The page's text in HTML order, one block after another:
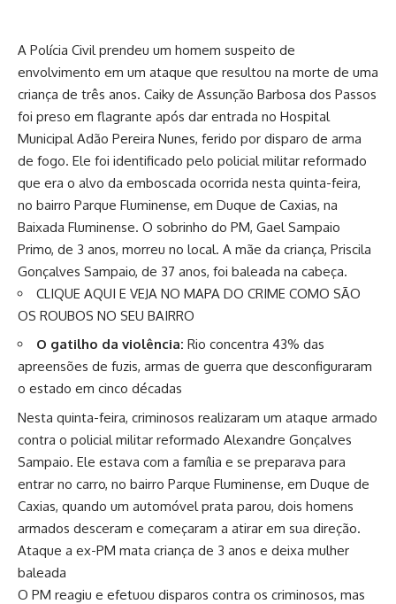
A Polícia Civil prendeu um homem suspeito de
envolvimento em um ataque que resultou na morte de uma
criança de três anos. Caiky de Assunção Barbosa dos Passos
foi preso em flagrante após dar entrada no Hospital
Municipal Adão Pereira Nunes, ferido por disparo de arma
de fogo. Ele foi identificado pelo policial militar reformado
que era o alvo da emboscada ocorrida nesta quinta-feira,
no bairro Parque Fluminense, em Duque de Caxias, na
Baixada Fluminense. O sobrinho do PM, Gael Sampaio
Primo, de 3 anos, morreu no local. A mãe da criança, Priscila
Gonçalves Sampaio, de 37 anos, foi baleada na cabeça.
CLIQUE AQUI E VEJA NO MAPA DO CRIME COMO SÃO
OS ROUBOS NO SEU BAIRRO
O gatilho da violência: Rio concentra 43% das
apreensões de fuzis, armas de guerra que desconfiguraram
o estado em cinco décadas
Nesta quinta-feira, criminosos realizaram um ataque armado
contra o policial militar reformado Alexandre Gonçalves
Sampaio. Ele estava com a família e se preparava para
entrar no carro, no bairro Parque Fluminense, em Duque de
Caxias, quando um automóvel prata parou, dois homens
armados desceram e começaram a atirar em sua direção.
Ataque a ex-PM mata criança de 3 anos e deixa mulher
baleada
O PM reagiu e efetuou disparos contra os criminosos, mas